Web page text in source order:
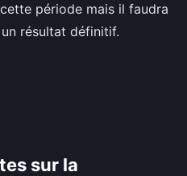
période mais il faudra
résultat définitif.
sur la